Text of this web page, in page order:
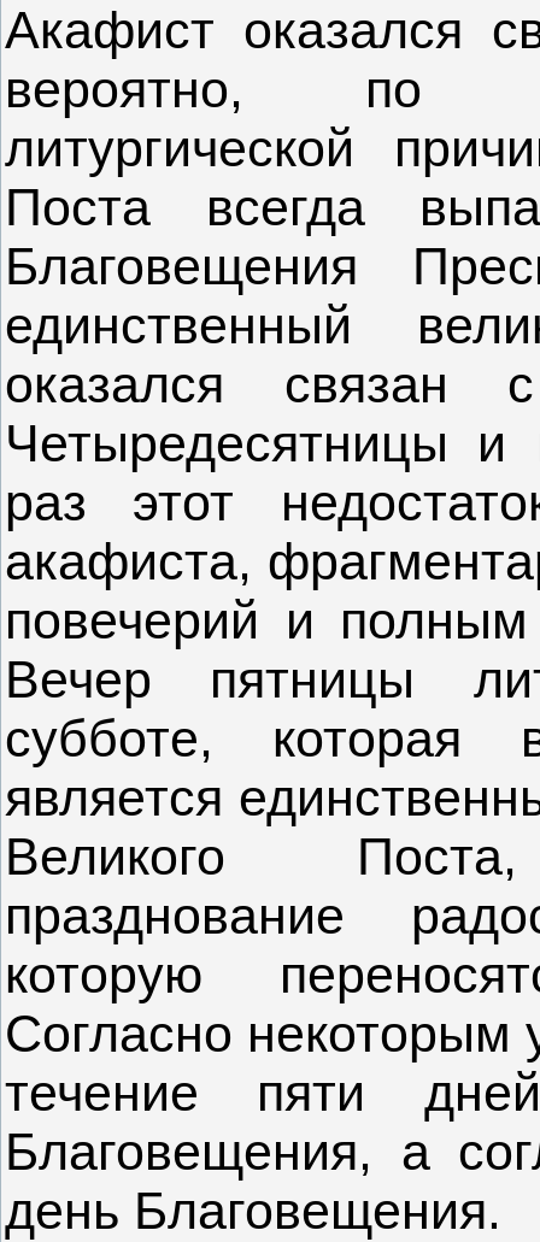
Акафист оказался
вероятно, по
литургической
Поста всегда
Благовещения
единственный
оказался связан
Четыредесятницы и
раз этот
акафиста,
повечерий и
Вечер пятницы
субботе, которая
является
Великого
празднование
которую
Согласно некоторым
течение пяти
Благовещения, а
день Благовещения.